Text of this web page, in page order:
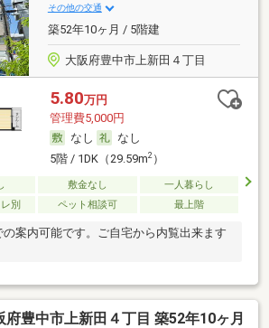
その他の交通
築52年10ヶ月 / 5階建
大阪府豊中市上新田４丁目
5.80万円
管理費5,000円
なし
なし
5階 / 1DK（29.59m2）
敷金なし
一人暮らし
別
ペット相談可 最上階
の案内可能です。ご自宅から内覧出来ます
府豊中市上新田４丁目 築52年10ヶ月